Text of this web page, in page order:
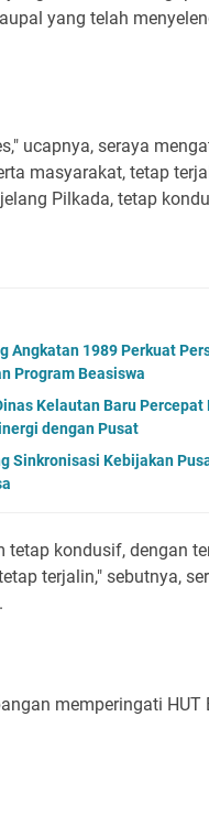
yang telah
ucapnya, seraya
masyarakat, tetap
Pilkada, tetap
Angkatan 1989 Perkuat
Program Beasiswa
Kelautan Baru Percepat
dengan Pusat
Sinkronisasi Kebijakan
tetap kondusif, dengan
terjalin," sebutnya,
memperingati HUT